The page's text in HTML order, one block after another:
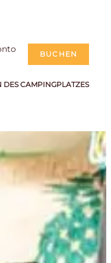
BUCHEN
DES CAMPINGPLATZES